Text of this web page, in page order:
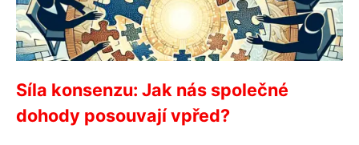
Síla konsenzu: Jak nás společné
dohody posouvají vpřed?